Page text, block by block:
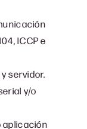
ICCP e
servidor.
y/o
aplicación